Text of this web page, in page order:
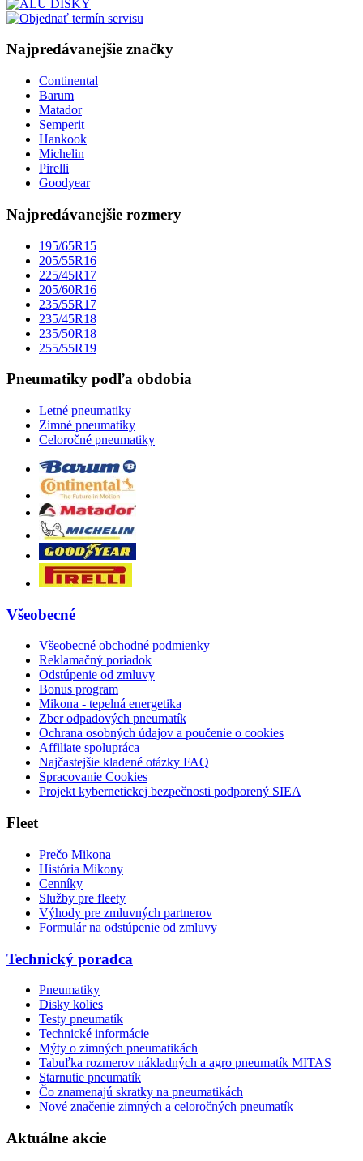
Najpredávanejšie značky
Continental
Barum
Matador
Semperit
Hankook
Michelin
Pirelli
Goodyear
Najpredávanejšie rozmery
195/65R15
205/55R16
225/45R17
205/60R16
235/55R17
235/45R18
235/50R18
255/55R19
Pneumatiky podľa obdobia
Letné pneumatiky
Zimné pneumatiky
Celoročné pneumatiky
Všeobecné
Všeobecné obchodné podmienky
Reklamačný poriadok
Odstúpenie od zmluvy
Bonus program
Mikona - tepelná energetika
Zber odpadových pneumatík
Ochrana osobných údajov a poučenie o cookies
Affiliate spolupráca
Najčastejšie kladené otázky FAQ
Spracovanie Cookies
Projekt kybernetickej bezpečnosti podporený SIEA
Fleet
Prečo Mikona
História Mikony
Cenníky
Služby pre fleety
Výhody pre zmluvných partnerov
Formulár na odstúpenie od zmluvy
Technický poradca
Pneumatiky
Disky kolies
Testy pneumatík
Technické informácie
Mýty o zimných pneumatikách
Tabuľka rozmerov nákladných a agro pneumatík MITAS
Starnutie pneumatík
Čo znamenajú skratky na pneumatikách
Nové značenie zimných a celoročných pneumatík
Aktuálne akcie